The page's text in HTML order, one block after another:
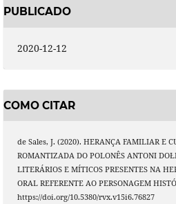
PUBLICADO
2020-12-12
COMO CITAR
de Sales, J. (2020). HERANÇA FAMILIAR E
ROMANTIZADA DO POLONÊS ANTONI
LITERÁRIOS E MÍTICOS PRESENTES NA
ORAL REFERENTE AO PERSONAGEM
https://doi.org/10.5380/rvx.v15i6.76827